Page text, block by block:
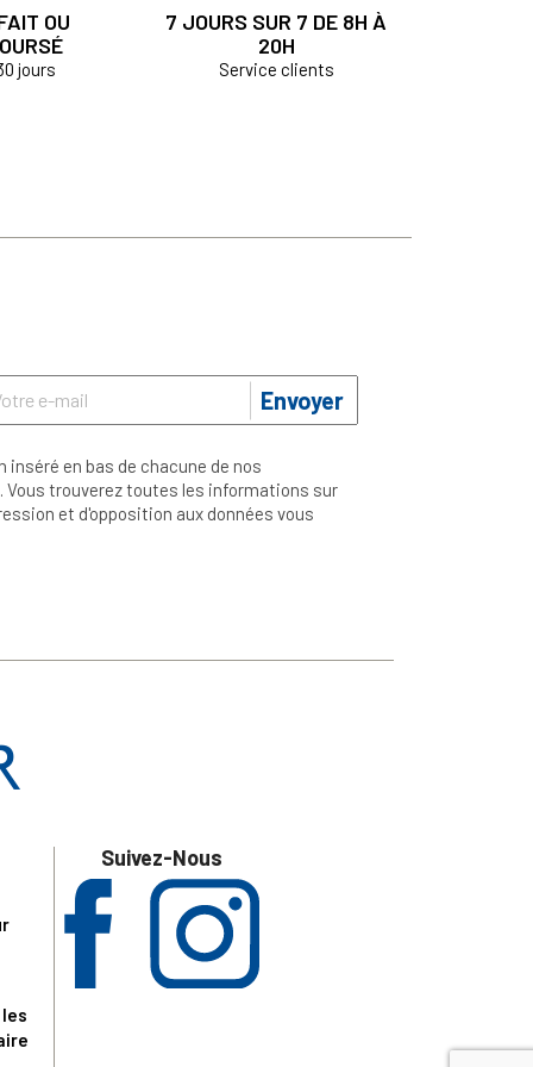
OU
jours
7 JOURS SUR 7 DE 8H À
20H
Service clients
Envoyer
en bas de chacune de nos
trouverez toutes les informations sur
et d'opposition aux données vous
Suivez-Nous